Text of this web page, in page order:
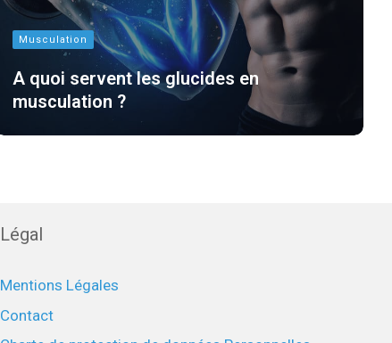
Musculation
A quoi servent les glucides en
musculation ?
Légal
Mentions Légales
Contact